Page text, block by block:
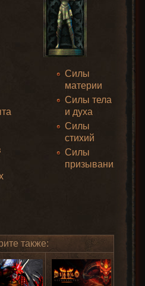
Силы
материи
Силы тела
и духа
Силы
стихий
Силы
призывания
также: